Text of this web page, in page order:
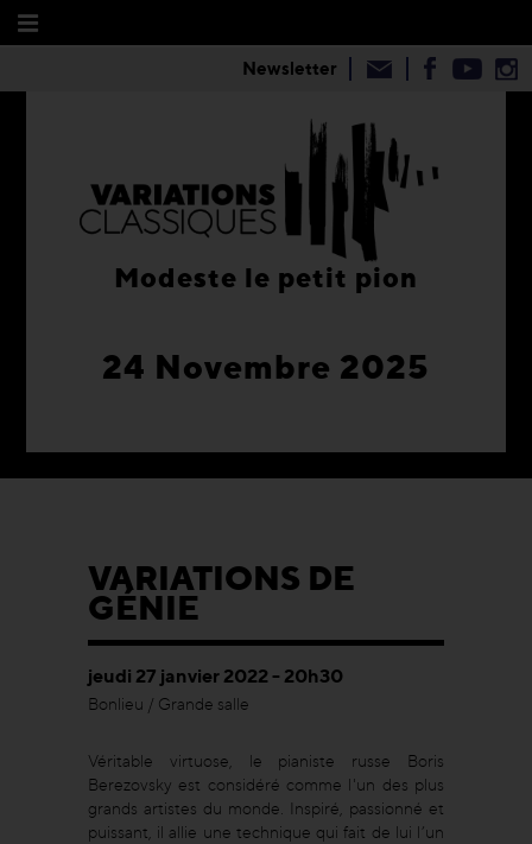
24 Novembre 2025
Modeste le petit pion
Newsletter
VARIATIONS DE
GÉNIE
jeudi 27 janvier 2022 - 20h30
Bonlieu / Grande salle
Véritable virtuose, le pianiste russe Boris
Berezovsky est considéré comme l'un des plus
grands artistes du monde. Inspiré, passionné et
puissant, il allie une technique qui fait de lui l’un